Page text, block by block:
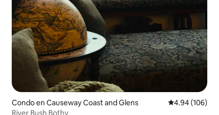
Condo en Causeway Coast and Glens Calificación
4.94 (106)
River Bush Bothy